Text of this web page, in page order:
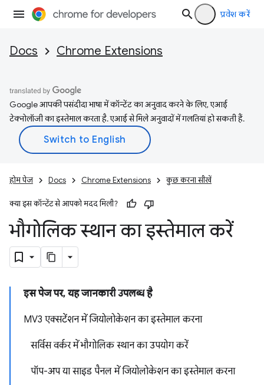
प्रवेश करें
Docs Chrome Extensions
Google आपकी पसंदीदा भाषा में कॉन्टेंट का अनुवाद करने के लिए, एआई
टेक्नोलॉजी का इस्तेमाल करता है. एआई से मिले अनुवादों में गलतियां हो सकती हैं.
होम पेज Docs Chrome Extensions कुछ करना सीखें
क्या इस कॉन्टेंट से आपको मदद मिली?
भौगोलिक स्थान का इस्तेमाल करें
इस पेज पर, यह जानकारी उपलब्ध है
MV3 एक्सटेंशन में जियोलोकेशन का इस्तेमाल करना
सर्विस वर्कर में भौगोलिक स्थान का उपयोग करें
पॉप-अप या साइड पैनल में जियोलोकेशन का इस्तेमाल करना